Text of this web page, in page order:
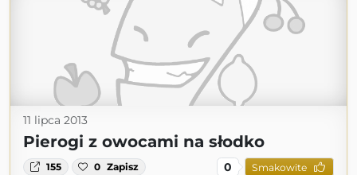
11 lipca 2013
Pierogi z owocami na słodko
155 0 Zapisz 0 Smakowite